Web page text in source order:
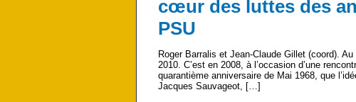
cœur des luttes des
PSU
Roger Barralis et Jean-Claude Gillet (coord).
2010. C’est en 2008, à l’occasion d’une
quarantième anniversaire de Mai 1968, que
Jacques Sauvageot, […]